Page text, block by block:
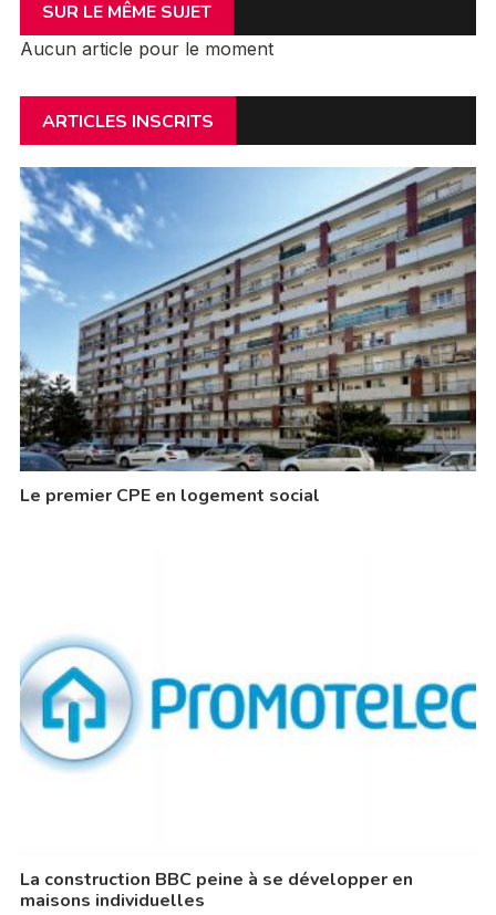
SUR LE MÊME SUJET
Aucun article pour le moment
ARTICLES INSCRITS
Le premier CPE en logement social
La construction BBC peine à se développer en
maisons individuelles